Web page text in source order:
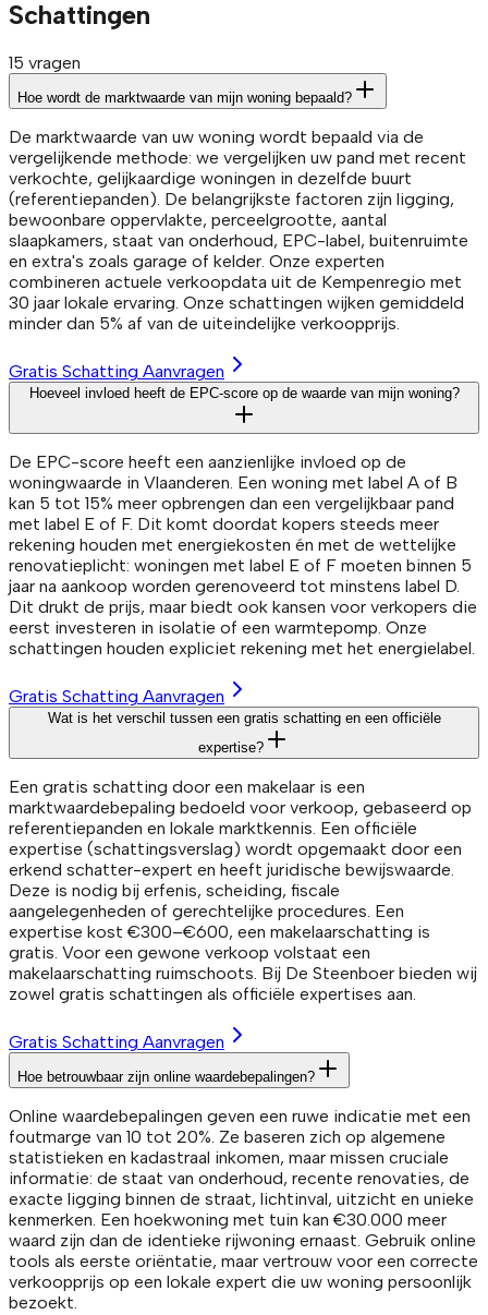
Schattingen
15 vragen
Hoe wordt de marktwaarde van mijn woning bepaald?
De marktwaarde van uw woning wordt bepaald via de
vergelijkende methode: we vergelijken uw pand met recent
verkochte, gelijkaardige woningen in dezelfde buurt
(referentiepanden). De belangrijkste factoren zijn ligging,
bewoonbare oppervlakte, perceelgrootte, aantal
slaapkamers, staat van onderhoud, EPC-label, buitenruimte
en extra's zoals garage of kelder. Onze experten
combineren actuele verkoopdata uit de Kempenregio met
30 jaar lokale ervaring. Onze schattingen wijken gemiddeld
minder dan 5% af van de uiteindelijke verkoopprijs.
Gratis Schatting Aanvragen
Hoeveel invloed heeft de EPC-score op de waarde van mijn woning?
De EPC-score heeft een aanzienlijke invloed op de
woningwaarde in Vlaanderen. Een woning met label A of B
kan 5 tot 15% meer opbrengen dan een vergelijkbaar pand
met label E of F. Dit komt doordat kopers steeds meer
rekening houden met energiekosten én met de wettelijke
renovatieplicht: woningen met label E of F moeten binnen 5
jaar na aankoop worden gerenoveerd tot minstens label D.
Dit drukt de prijs, maar biedt ook kansen voor verkopers die
eerst investeren in isolatie of een warmtepomp. Onze
schattingen houden expliciet rekening met het energielabel.
Gratis Schatting Aanvragen
Wat is het verschil tussen een gratis schatting en een officiële
expertise?
Een gratis schatting door een makelaar is een
marktwaardebepaling bedoeld voor verkoop, gebaseerd op
referentiepanden en lokale marktkennis. Een officiële
expertise (schattingsverslag) wordt opgemaakt door een
erkend schatter-expert en heeft juridische bewijswaarde.
Deze is nodig bij erfenis, scheiding, fiscale
aangelegenheden of gerechtelijke procedures. Een
expertise kost €300–€600, een makelaarschatting is
gratis. Voor een gewone verkoop volstaat een
makelaarschatting ruimschoots. Bij De Steenboer bieden wij
zowel gratis schattingen als officiële expertises aan.
Gratis Schatting Aanvragen
Hoe betrouwbaar zijn online waardebepalingen?
Online waardebepalingen geven een ruwe indicatie met een
foutmarge van 10 tot 20%. Ze baseren zich op algemene
statistieken en kadastraal inkomen, maar missen cruciale
informatie: de staat van onderhoud, recente renovaties, de
exacte ligging binnen de straat, lichtinval, uitzicht en unieke
kenmerken. Een hoekwoning met tuin kan €30.000 meer
waard zijn dan de identieke rijwoning ernaast. Gebruik online
tools als eerste oriëntatie, maar vertrouw voor een correcte
verkoopprijs op een lokale expert die uw woning persoonlijk
bezoekt.